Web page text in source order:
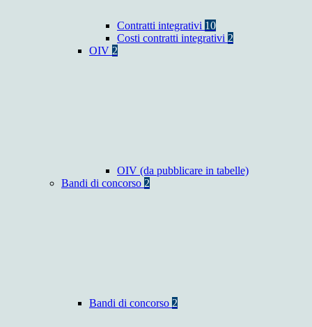
Contratti integrativi 10
Costi contratti integrativi 2
OIV 2
OIV (da pubblicare in tabelle)
Bandi di concorso 2
Bandi di concorso 2